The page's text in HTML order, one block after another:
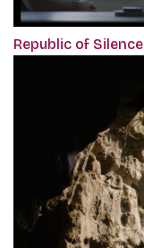
Republic of Silence